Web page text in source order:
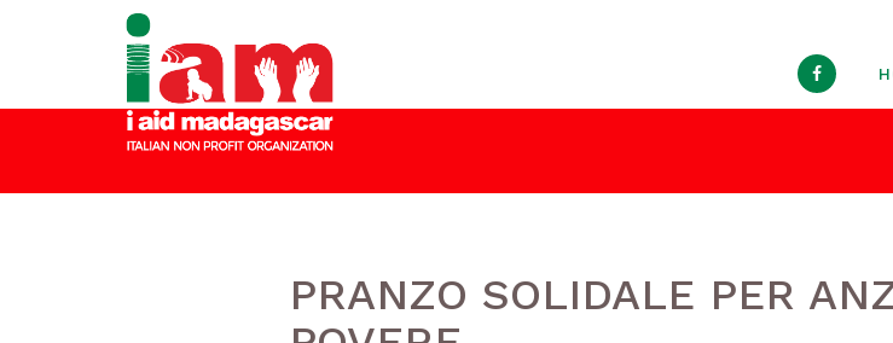
PRANZO SOLIDALE PER